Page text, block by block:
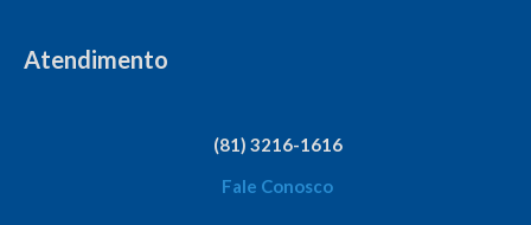
Atendimento
(81) 3216-1616
Fale Conosco